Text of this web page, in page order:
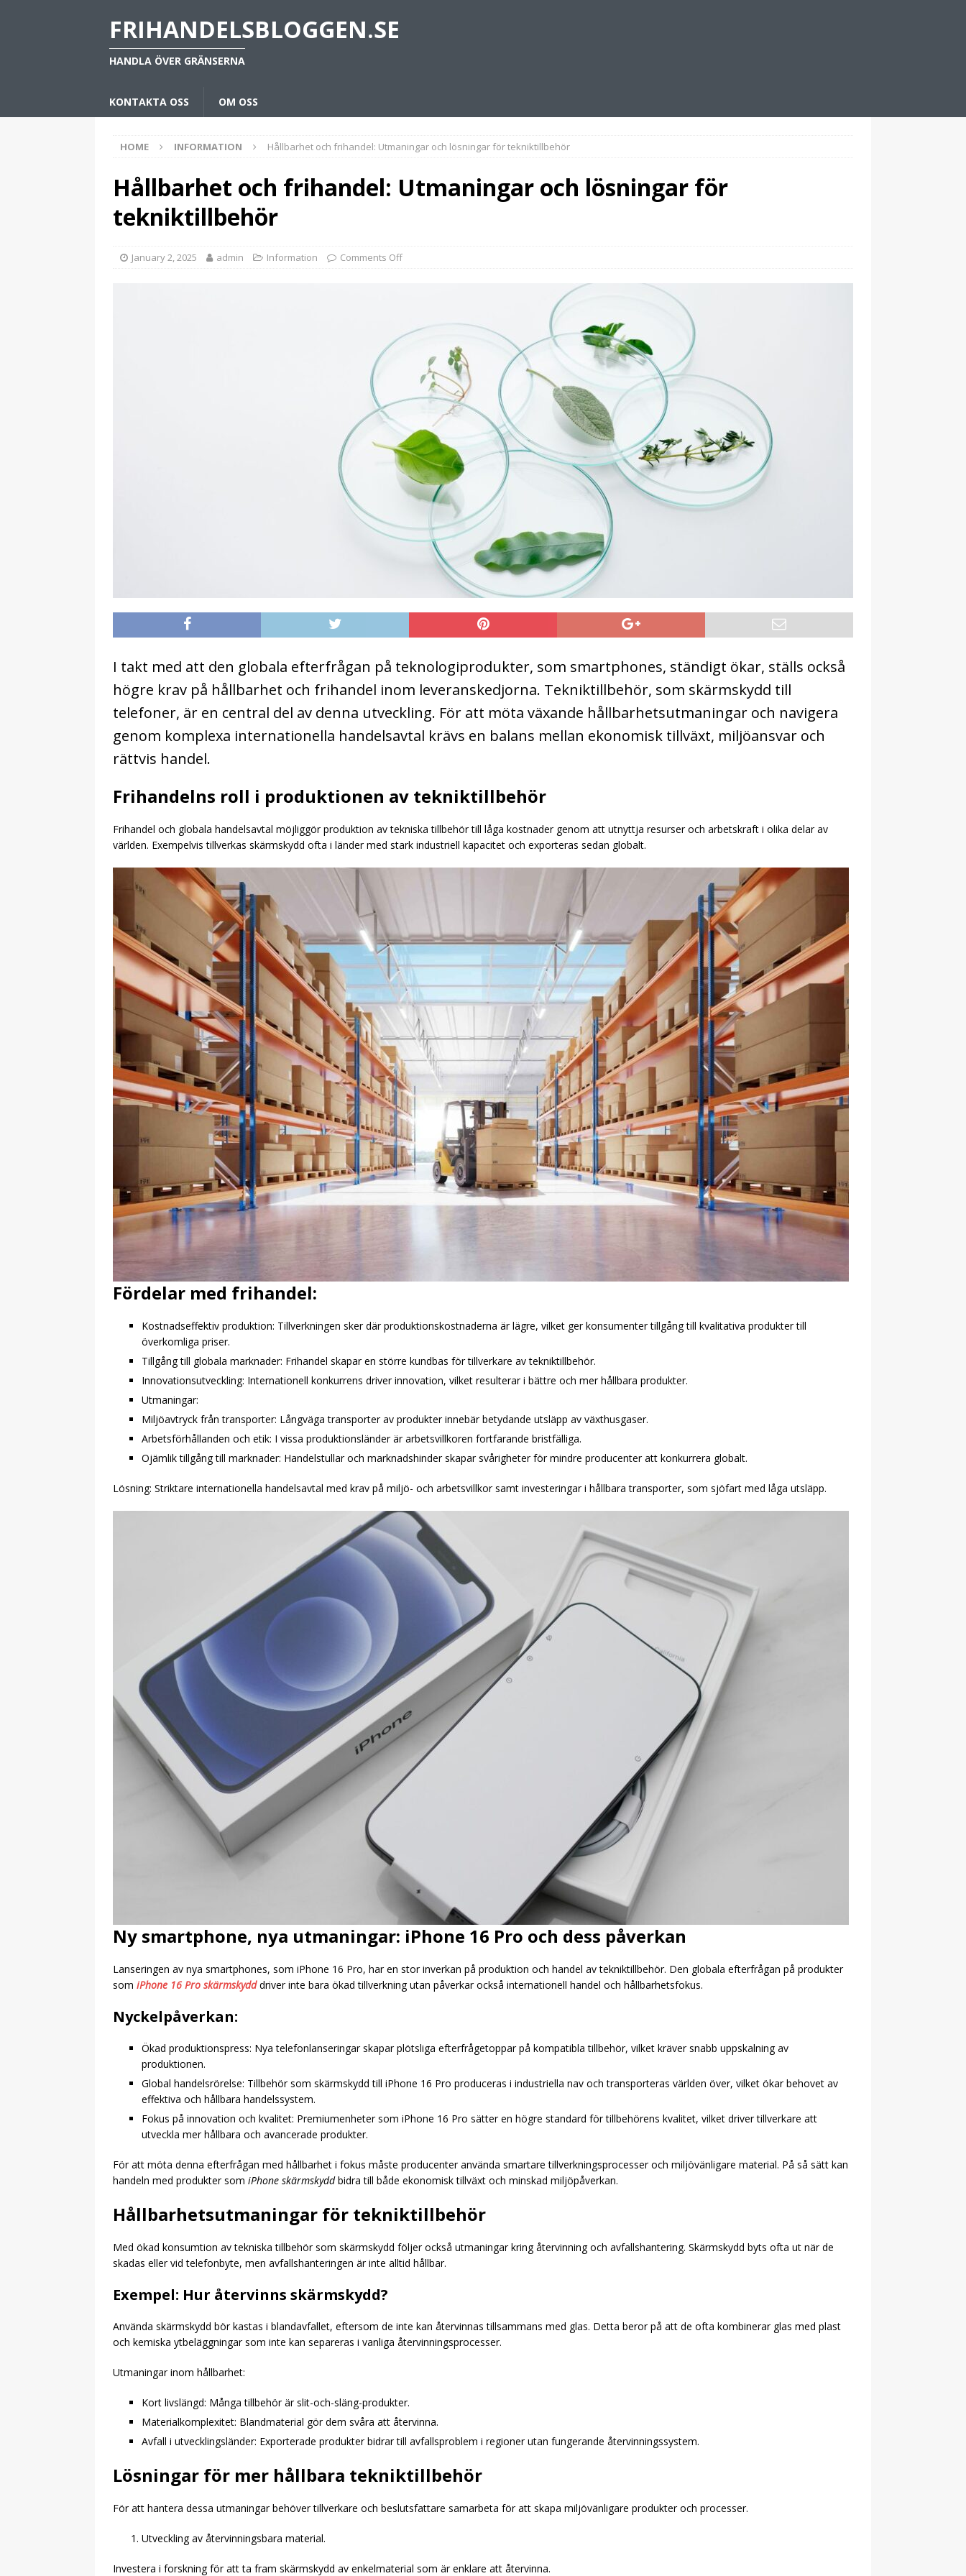
FRIHANDELSBLOGGEN.SE
HANDLA ÖVER GRÄNSERNA
KONTAKTA OSS OM OSS
HOME INFORMATION Hållbarhet och frihandel: Utmaningar och lösningar för tekniktillbehör
Hållbarhet och frihandel: Utmaningar och lösningar för
tekniktillbehör
January 2, 2025 admin Information Comments Off
I takt med att den globala efterfrågan på teknologiprodukter, som smartphones, ständigt ökar, ställs också
högre krav på hållbarhet och frihandel inom leveranskedjorna. Tekniktillbehör, som skärmskydd till
telefoner, är en central del av denna utveckling. För att möta växande hållbarhetsutmaningar och navigera
genom komplexa internationella handelsavtal krävs en balans mellan ekonomisk tillväxt, miljöansvar och
rättvis handel.
Frihandelns roll i produktionen av tekniktillbehör
Frihandel och globala handelsavtal möjliggör produktion av tekniska tillbehör till låga kostnader genom att utnyttja resurser och arbetskraft i olika delar av
världen. Exempelvis tillverkas skärmskydd ofta i länder med stark industriell kapacitet och exporteras sedan globalt.
Fördelar med frihandel:
Kostnadseffektiv produktion: Tillverkningen sker där produktionskostnaderna är lägre, vilket ger konsumenter tillgång till kvalitativa produkter till
överkomliga priser.
Tillgång till globala marknader: Frihandel skapar en större kundbas för tillverkare av tekniktillbehör.
Innovationsutveckling: Internationell konkurrens driver innovation, vilket resulterar i bättre och mer hållbara produkter.
Utmaningar:
Miljöavtryck från transporter: Långväga transporter av produkter innebär betydande utsläpp av växthusgaser.
Arbetsförhållanden och etik: I vissa produktionsländer är arbetsvillkoren fortfarande bristfälliga.
Ojämlik tillgång till marknader: Handelstullar och marknadshinder skapar svårigheter för mindre producenter att konkurrera globalt.
Lösning: Striktare internationella handelsavtal med krav på miljö- och arbetsvillkor samt investeringar i hållbara transporter, som sjöfart med låga utsläpp.
Ny smartphone, nya utmaningar: iPhone 16 Pro och dess påverkan
Lanseringen av nya smartphones, som iPhone 16 Pro, har en stor inverkan på produktion och handel av tekniktillbehör. Den globala efterfrågan på produkter
som iPhone 16 Pro skärmskydddriver inte bara ökad tillverkning utan påverkar också internationell handel och hållbarhetsfokus.
Nyckelpåverkan:
Ökad produktionspress: Nya telefonlanseringar skapar plötsliga efterfrågetoppar på kompatibla tillbehör, vilket kräver snabb uppskalning av
produktionen.
Global handelsrörelse: Tillbehör som skärmskydd till iPhone 16 Pro produceras i industriella nav och transporteras världen över, vilket ökar behovet av
effektiva och hållbara handelssystem.
Fokus på innovation och kvalitet: Premiumenheter som iPhone 16 Pro sätter en högre standard för tillbehörens kvalitet, vilket driver tillverkare att
utveckla mer hållbara och avancerade produkter.
För att möta denna efterfrågan med hållbarhet i fokus måste producenter använda smartare tillverkningsprocesser och miljövänligare material. På så sätt kan
handeln med produkter som iPhone skärmskyddbidra till både ekonomisk tillväxt och minskad miljöpåverkan.
Hållbarhetsutmaningar för tekniktillbehör
Med ökad konsumtion av tekniska tillbehör som skärmskydd följer också utmaningar kring återvinning och avfallshantering. Skärmskydd byts ofta ut när de
skadas eller vid telefonbyte, men avfallshanteringen är inte alltid hållbar.
Exempel: Hur återvinns skärmskydd?
Använda skärmskydd bör kastas i blandavfallet, eftersom de inte kan återvinnas tillsammans med glas. Detta beror på att de ofta kombinerar glas med plast
och kemiska ytbeläggningar som inte kan separeras i vanliga återvinningsprocesser.
Utmaningar inom hållbarhet:
Kort livslängd: Många tillbehör är slit-och-släng-produkter.
Materialkomplexitet: Blandmaterial gör dem svåra att återvinna.
Avfall i utvecklingsländer: Exporterade produkter bidrar till avfallsproblem i regioner utan fungerande återvinningssystem.
Lösningar för mer hållbara tekniktillbehör
För att hantera dessa utmaningar behöver tillverkare och beslutsfattare samarbeta för att skapa miljövänligare produkter och processer.
Utveckling av återvinningsbara material.
Investera i forskning för att ta fram skärmskydd av enkelmaterial som är enklare att återvinna.